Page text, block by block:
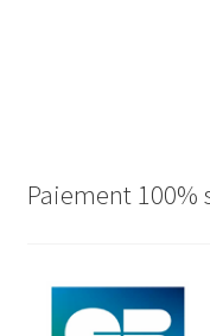
Paiement 100%